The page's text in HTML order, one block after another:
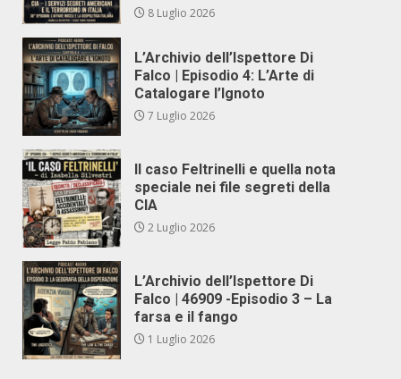
8 Luglio 2026
L’Archivio dell’Ispettore Di
Falco | Episodio 4: L’Arte di
Catalogare l’Ignoto
7 Luglio 2026
Il caso Feltrinelli e quella nota
speciale nei file segreti della
CIA
2 Luglio 2026
L’Archivio dell’Ispettore Di
Falco | 46909 -Episodio 3 – La
farsa e il fango
1 Luglio 2026